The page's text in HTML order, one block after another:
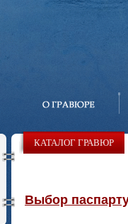
КАТАЛОГ ГРАВЮР
Выбор